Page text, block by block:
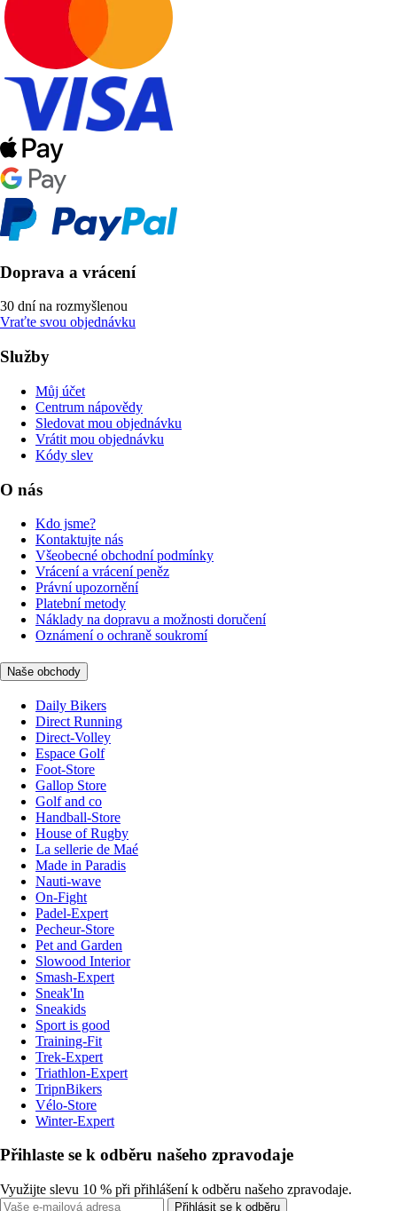
Doprava a vrácení
30 dní na rozmyšlenou
Vraťte svou objednávku
Služby
Můj účet
Centrum nápovědy
Sledovat mou objednávku
Vrátit mou objednávku
Kódy slev
O nás
Kdo jsme?
Kontaktujte nás
Všeobecné obchodní podmínky
Vrácení a vrácení peněz
Právní upozornění
Platební metody
Náklady na dopravu a možnosti doručení
Oznámení o ochraně soukromí
Naše obchody
Daily Bikers
Direct Running
Direct-Volley
Espace Golf
Foot-Store
Gallop Store
Golf and co
Handball-Store
House of Rugby
La sellerie de Maé
Made in Paradis
Nauti-wave
On-Fight
Padel-Expert
Pecheur-Store
Pet and Garden
Slowood Interior
Smash-Expert
Sneak'In
Sneakids
Sport is good
Training-Fit
Trek-Expert
Triathlon-Expert
TripnBikers
Vélo-Store
Winter-Expert
Přihlaste se k odběru našeho zpravodaje
Využijte slevu 10 % při přihlášení k odběru našeho zpravodaje.
Přihlásit se k odběru